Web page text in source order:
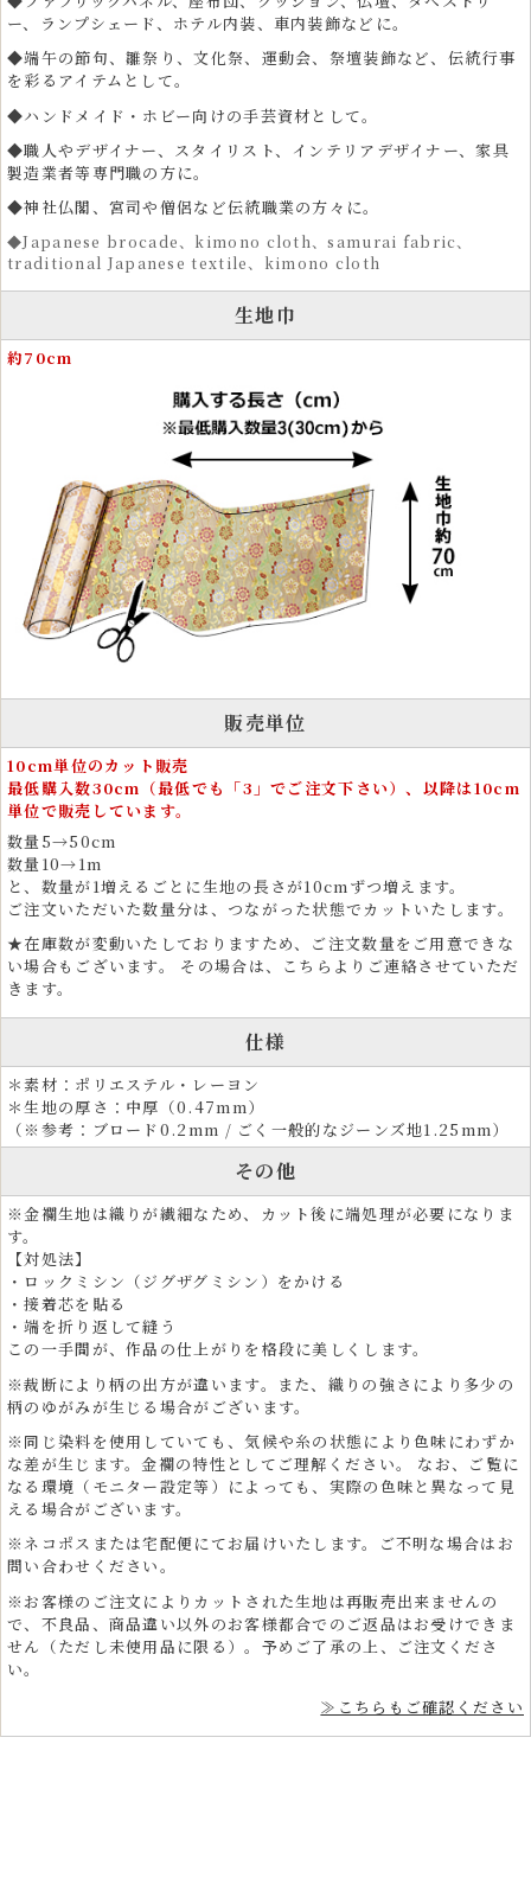
クラフト生地として人気のハンドメイド・手芸用金襴
金襴生地は、和裁を好む手芸愛好家や手芸資材としても高い人気があり
ます。カットクロスやはぎれは、ポーチ、酒袋、 ワイン袋、碁石袋、
笛袋、帽子、マスク、革細工、弓袋など、さまざまな作品制作に使用で
きます。
小さめの柄で構成されているため、ドール衣装やぬいぐるみ衣装、愛犬
用の着物など細かな制作にも適しています。 金糸がきらめく織物生地
は、作品に存在感と高級感を与えます。
衣装とファッションに広がる金襴の和風テイストの美
金襴生地は、和風衣装をはじめ、舞台衣装、祭り衣装、よさこい衣装、
雅楽衣装、神楽衣裳など、伝統的な和装に多く使用されています。着物
や帯、化粧まわしなどフォーマルな装いにも適しています。
運動会や文化祭、剣道、弓道、茶道、書道の発表会、ドレス、コスプ
レ、民族衣装などにも用いられ、その豪華な見た目が存在感を放ちま
す。
コスプレイヤーや俳優、芸能関係者の衣装素材としても支持され、五月
人形や雛人形などの伝統人形制作、着物リメイク素材としても活用され
ています。
和のインテリア装飾に最適な金襴生地
金襴生地は、ファブリックパネル、タペストリー、掛け軸、屏風、仏壇
装飾など、和モダンなインテリアにも最適な素材です。車の内装にも使
用されています。
ホテルや旅館の内装、座布団、クッション、ソファや椅子張り生地とし
ても採用され、上質な和空間を演出します。端午の節句、雛祭り、お正
月、お盆、法事など、季節行事や伝統行事の装飾にもご利用いただけま
ー、ランプシェード、ホテル内装、車内装飾などに。
◆端午の節句、雛祭り、文化祭、運動会、祭壇装飾など、伝統行事
を彩るアイテムとして。
◆ハンドメイド・ホビー向けの手芸資材として。
◆職人やデザイナー、スタイリスト、インテリアデザイナー、家具
製造業者等専門職の方に。
◆神社仏閣、宮司や僧侶など伝統職業の方々に。
◆Japanese brocade、kimono cloth、samurai fabric、
traditional Japanese textile、kimono cloth
生地巾
約70cm
販売単位
10cm単位のカット販売
最低購入数30cm（最低でも「3」でご注文下さい）、以降は10cm
単位で販売しています。
数量5→50cm
数量10→1m
と、数量が1増えるごとに生地の長さが10cmずつ増えます。
ご注文いただいた数量分は、つながった状態でカットいたします。
★在庫数が変動いたしておりますため、ご注文数量をご用意できな
い場合もございます。 その場合は、こちらよりご連絡させていただ
きます。
仕様
＊素材：ポリエステル・レーヨン
＊生地の厚さ：中厚（0.47mm）
（※参考：ブロード0.2mm / ごく一般的なジーンズ地1.25mm）
その他
※金襴生地は織りが繊細なため、カット後に端処理が必要になりま
す。
【対処法】
・ロックミシン（ジグザグミシン）をかける
・接着芯を貼る
・端を折り返して縫う
この一手間が、作品の仕上がりを格段に美しくします。
※裁断により柄の出方が違います。また、織りの強さにより多少の
柄のゆがみが生じる場合がございます。
※同じ染料を使用していても、気候や糸の状態により色味にわずか
な差が生じます。金襴の特性としてご理解ください。 なお、ご覧に
なる環境（モニター設定等）によっても、実際の色味と異なって見
える場合がございます。
※ネコポスまたは宅配便にてお届けいたします。ご不明な場合はお
問い合わせください。
※お客様のご注文によりカットされた生地は再販売出来ませんの
で、不良品、商品違い以外のお客様都合でのご返品はお受けできま
せん（ただし未使用品に限る）。予めご了承の上、ご注文くださ
い。
≫こちらもご確認ください